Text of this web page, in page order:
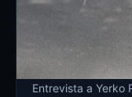
Entrevista a Yerko